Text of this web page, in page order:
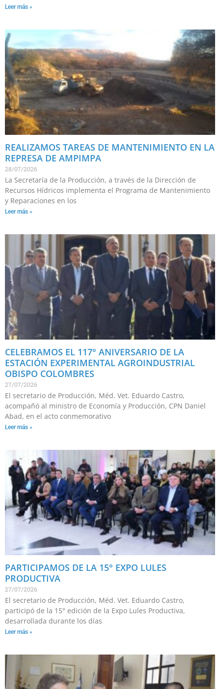
Leer más »
REALIZAMOS TAREAS DE MANTENIMIENTO EN LA
REPRESA DE AMPIMPA
28/07/2026
La Secretaría de la Producción, a través de la Dirección de
Recursos Hídricos implementa el Programa de Mantenimiento
y Reparaciones en los
Leer más »
CELEBRAMOS EL 117° ANIVERSARIO DE LA
ESTACIÓN EXPERIMENTAL AGROINDUSTRIAL
OBISPO COLOMBRES
27/07/2026
El secretario de Producción, Méd. Vet. Eduardo Castro,
acompañó al ministro de Economía y Producción, CPN Daniel
Abad, en el acto conmemorativo
Leer más »
PARTICIPAMOS DE LA 15° EXPO LULES
PRODUCTIVA
27/07/2026
El secretario de Producción, Méd. Vet. Eduardo Castro,
participó de la 15° edición de la Expo Lules Productiva,
desarrollada durante los días
Leer más »